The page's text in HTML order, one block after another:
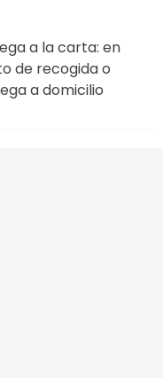
a la carta: en
de recogida o
a domicilio